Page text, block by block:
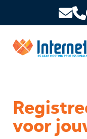
voor